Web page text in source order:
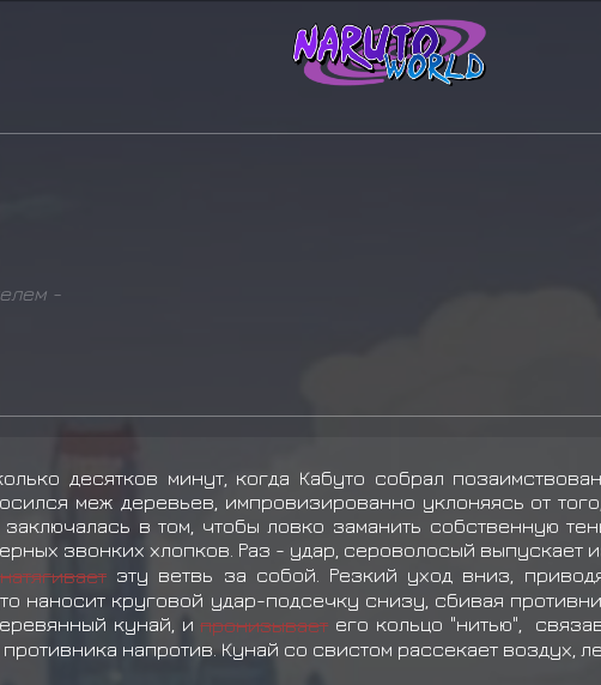
-
десятков минут, когда Кабуто собрал
меж деревьев, импровизированно уклоняясь от
в том, чтобы ловко заманить собственную
звонких хлопков. Раз - удар, сероволосый выпускает
натягивает эту ветвь за собой. Резкий уход вниз,
наносит круговой удар-подсечку снизу, сбивая
кунай, ипронизываетего кольцо "нитью",
напротив. Кунай со свистом рассекает воздух,